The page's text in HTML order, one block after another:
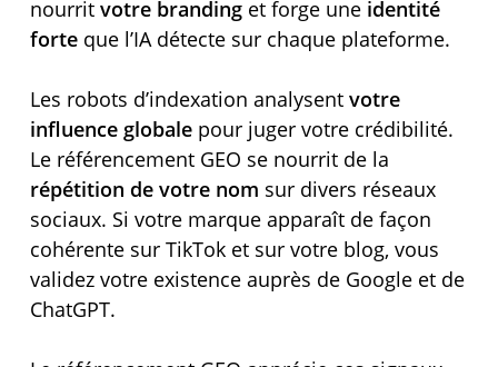
nourrit votre brandinget forge une identité
forteque l’IA détecte sur chaque plateforme.
Les robots d’indexation analysentvotre
influence globalepour juger votre crédibilité.
Le référencement GEO se nourrit de la
répétition de votre nom sur divers réseaux
sociaux. Si votre marque apparaît de façon
cohérente sur TikTok et sur votre blog, vous
validez votre existence auprès de Google et de
ChatGPT.